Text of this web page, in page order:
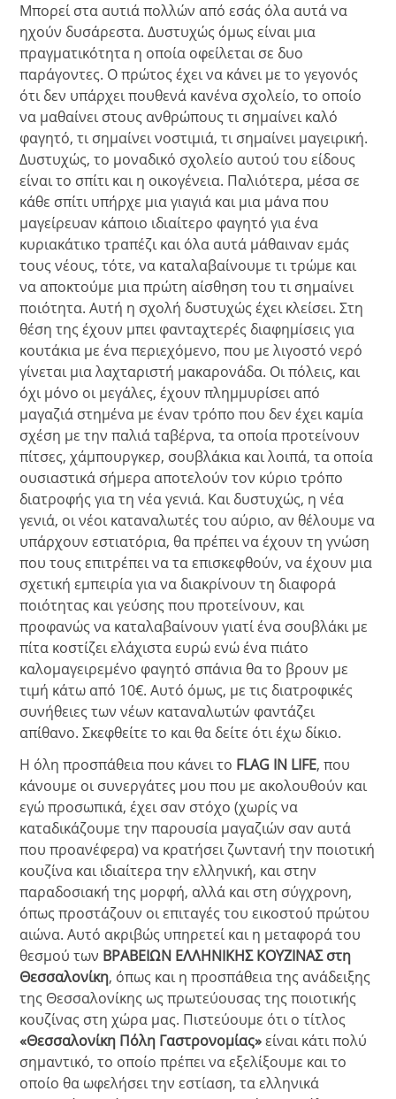
Μπορεί στα αυτιά πολλών από εσάς όλα αυτά να
ηχούν δυσάρεστα. Δυστυχώς όμως είναι μια
πραγματικότητα η οποία οφείλεται σε δυο
παράγοντες. Ο πρώτος έχει να κάνει με το γεγονός
ότι δεν υπάρχει πουθενά κανένα σχολείο, το οποίο
να μαθαίνει στους ανθρώπους τι σημαίνει καλό
φαγητό, τι σημαίνει νοστιμιά, τι σημαίνει μαγειρική.
Δυστυχώς, το μοναδικό σχολείο αυτού του είδους
είναι το σπίτι και η οικογένεια. Παλιότερα, μέσα σε
κάθε σπίτι υπήρχε μια γιαγιά και μια μάνα που
μαγείρευαν κάποιο ιδιαίτερο φαγητό για ένα
κυριακάτικο τραπέζι και όλα αυτά μάθαιναν εμάς
τους νέους, τότε, να καταλαβαίνουμε τι τρώμε και
να αποκτούμε μια πρώτη αίσθηση του τι σημαίνει
ποιότητα. Αυτή η σχολή δυστυχώς έχει κλείσει. Στη
θέση της έχουν μπει φανταχτερές διαφημίσεις για
κουτάκια με ένα περιεχόμενο, που με λιγοστό νερό
γίνεται μια λαχταριστή μακαρονάδα. Οι πόλεις, και
όχι μόνο οι μεγάλες, έχουν πλημμυρίσει από
μαγαζιά στημένα με έναν τρόπο που δεν έχει καμία
σχέση με την παλιά ταβέρνα, τα οποία προτείνουν
πίτσες, χάμπουργκερ, σουβλάκια και λοιπά, τα οποία
ουσιαστικά σήμερα αποτελούν τον κύριο τρόπο
διατροφής για τη νέα γενιά. Και δυστυχώς, η νέα
γενιά, οι νέοι καταναλωτές του αύριο, αν θέλουμε να
υπάρχουν εστιατόρια, θα πρέπει να έχουν τη γνώση
που τους επιτρέπει να τα επισκεφθούν, να έχουν μια
σχετική εμπειρία για να διακρίνουν τη διαφορά
ποιότητας και γεύσης που προτείνουν, και
προφανώς να καταλαβαίνουν γιατί ένα σουβλάκι με
πίτα κοστίζει ελάχιστα ευρώ ενώ ένα πιάτο
καλομαγειρεμένο φαγητό σπάνια θα το βρουν με
τιμή κάτω από 10€. Αυτό όμως, με τις διατροφικές
συνήθειες των νέων καταναλωτών φαντάζει
απίθανο. Σκεφθείτε το και θα δείτε ότι έχω δίκιο.
Η όλη προσπάθεια που κάνει το FLAG IN LIFE, που
κάνουμε οι συνεργάτες μου που με ακολουθούν και
εγώ προσωπικά, έχει σαν στόχο (χωρίς να
καταδικάζουμε την παρουσία μαγαζιών σαν αυτά
που προανέφερα) να κρατήσει ζωντανή την ποιοτική
κουζίνα και ιδιαίτερα την ελληνική, και στην
παραδοσιακή της μορφή, αλλά και στη σύγχρονη,
όπως προστάζουν οι επιταγές του εικοστού πρώτου
αιώνα. Αυτό ακριβώς υπηρετεί και η μεταφορά του
θεσμού των ΒΡΑΒΕΙΩΝ ΕΛΛΗΝΙΚΗΣ ΚΟΥΖΙΝΑΣ στη
Θεσσαλονίκη, όπως και η προσπάθεια της ανάδειξης
της Θεσσαλονίκης ως πρωτεύουσας της ποιοτικής
κουζίνας στη χώρα μας. Πιστεύουμε ότι ο τίτλος
«Θεσσαλονίκη Πόλη Γαστρονομίας»είναι κάτι πολύ
σημαντικό, το οποίο πρέπει να εξελίξουμε και το
οποίο θα ωφελήσει την εστίαση, τα ελληνικά